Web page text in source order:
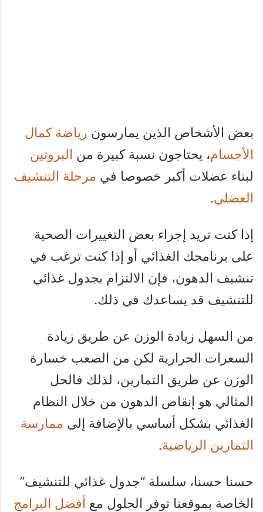
بعض الأشخاص الذين يمارسون رياضة كمال
الأجسام، يحتاجون نسبة كبيرة من البروتين
لبناء عضلات أكبر خصوصا في مرحلة التنشيف
العضلي.
إذا كنت تريد إجراء بعض التغييرات الصحية
على برنامجك الغذائي أو إذا كنت ترغب في
تنشيف الدهون، فإن الالتزام بجدول غذائي
للتنشيف قد يساعدك في ذلك.
من السهل زيادة الوزن عن طريق زيادة
السعرات الحرارية لكن من الصعب خسارة
الوزن عن طريق التمارين، لذلك فالحل
المثالي هو إنقاص الدهون من خلال النظام
الغذائي بشكل أساسي بالإضافة إلى ممارسة
التمارين الرياضية.
حسنا حسنا، سلسلة “جدول غذائي للتنشيف”
الخاصة بموقعنا توفر الحلول مع أفضل البرامج